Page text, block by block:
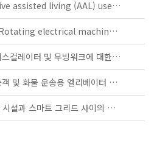
IEC TS 63134:2020 - Active assisted living (AAL) use cases
IEC 60034-5:2020 RLV - Rotating electrical machines - Part 5: Degrees of protection provided by the integral design of rotating electrical machines (IP code) - Classification
KS B ISO/TS 25740-1 - 에스컬레이터 및 무빙워크에 대한 안전요건 — 제1부: 세계공통 필수 안전요건(GESRs)
KS B ISO/TS 8100-21 - 승객 및 화물 운송용 엘리베이터 —제21부: 세계공통 필수안전요건(GESRs)을 충족하는 세계공통 안전 파라미터(GSPs)
KS C IEC TS 62872 - 산업 시설과 스마트 그리드 사이의 산업 공정 측정, 제어 및 자동화 시스템 인터페이스